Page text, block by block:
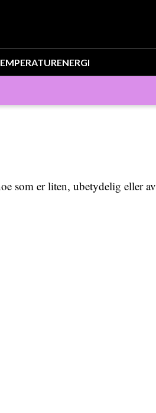
ENERGI
som er liten, ubetydelig eller av